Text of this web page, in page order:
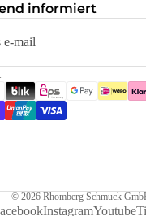
informiert
© 2026 Rhomberg Schmuck
InstagramYoutube